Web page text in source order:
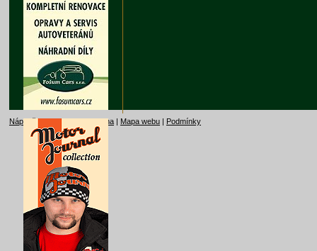
Nápověda|Kontakt|Reklama | Mapa webu | Podmínky